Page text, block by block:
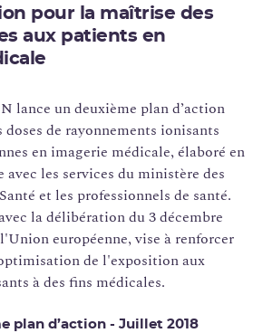
pour la maîtrise des
aux patients en
lance un deuxième plan d’action
de rayonnements ionisants
en imagerie médicale, élaboré en
les services du ministère des
et les professionnels de santé.
la délibération du 3 décembre
européenne, vise à renforcer
de l'exposition aux
à des fins médicales.
plan d’action - Juillet 2018